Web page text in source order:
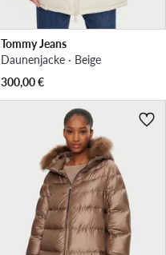
Tommy Jeans
Daunenjacke · Beige
300,00€